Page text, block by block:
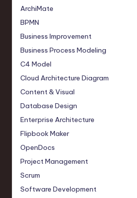
ArchiMate
BPMN
Business Improvement
Business Process Modeling
C4 Model
Cloud Architecture Diagram
Content & Visual
Database Design
Enterprise Architecture
Flipbook Maker
OpenDocs
Project Management
Scrum
Software Development